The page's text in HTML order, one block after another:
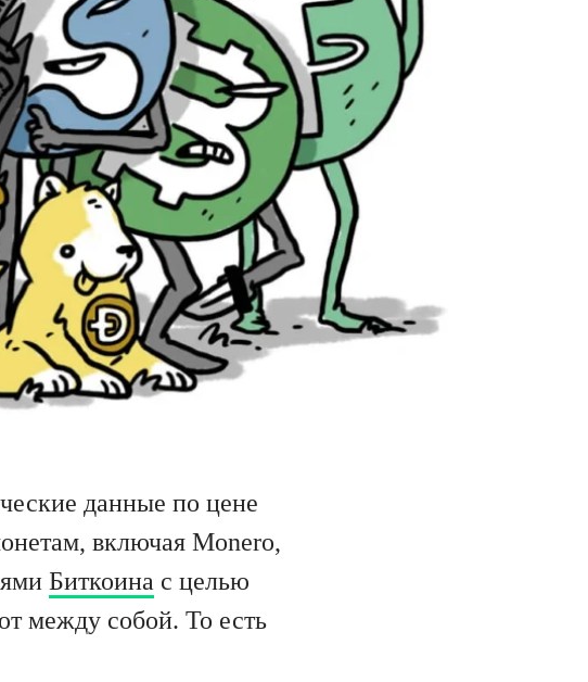
данные по цене
включая Monero,
Биткоина с целью
между собой. То есть